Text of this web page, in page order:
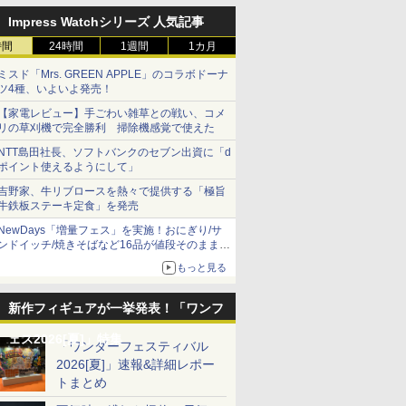
Impress Watchシリーズ 人気記事
24時間 1週間 1カ月
スド「Mrs. GREEN APPLE」のコラボドーナ
4種、いよいよ発売！
家電レビュー】手ごわい雑草との戦い、コメ
の草刈機で完全勝利 掃除機感覚で使えた
島田社長、ソフトバンクのセブン出資に「d
イント使えるようにして」
野家、牛リブロースを熱々で提供する「極旨
鉄板ステーキ定食」を発売
「増量フェス」を実施！おにぎり/サ
ドイッチ/焼きそばなど16品が値段そのままで
もっと見る
新作フィギュアが一挙発表！「ワンフ
ェス2026[夏]」特集「ワンダーフェスティバル
2026[夏]」速報&詳細レポー
トまとめ